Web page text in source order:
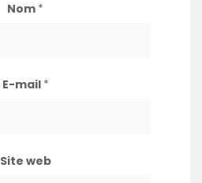
Nom *
E-mail *
Site web